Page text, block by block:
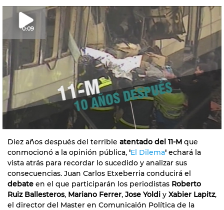
0:09
Diez años después del terrible atentado del 11-M que
conmocionó a la opinión pública, 'El Dilema' echará la
vista atrás para recordar lo sucedido y analizar sus
consecuencias. Juan Carlos Etxeberria conducirá el
debate en el que participarán los periodistas Roberto
Ruiz Ballesteros, Mariano Ferrer, Jose Yoldi y Xabier Lapitz,
el director del Master en Comunicaión Política de la